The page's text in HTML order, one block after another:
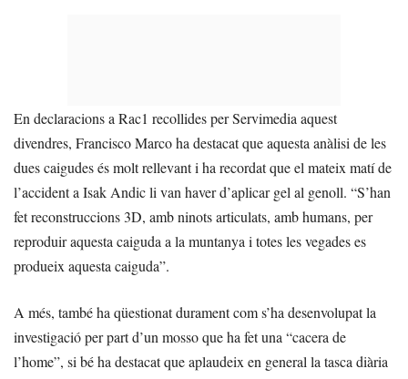
En declaracions a Rac1 recollides per Servimedia aquest
divendres, Francisco Marco ha destacat que aquesta anàlisi de les
dues caigudes és molt rellevant i ha recordat que el mateix matí de
l’accident a Isak Andic li van haver d’aplicar gel al genoll. “S’han
fet reconstruccions 3D, amb ninots articulats, amb humans, per
reproduir aquesta caiguda a la muntanya i totes les vegades es
produeix aquesta caiguda”.
A més, també ha qüestionat durament com s’ha desenvolupat la
investigació per part d’un mosso que ha fet una “cacera de
l’home”, si bé ha destacat que aplaudeix en general la tasca diària